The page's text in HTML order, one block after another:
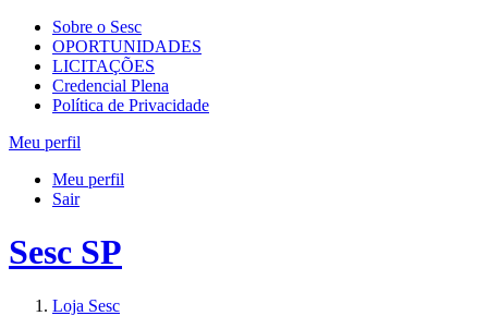
Sobre o Sesc
OPORTUNIDADES
LICITAÇÕES
Credencial Plena
Política de Privacidade
Meu perfil
Meu perfil
Sair
Sesc SP
Loja Sesc